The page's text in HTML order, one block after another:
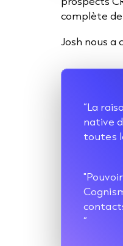
complète
Josh nous a
“La
native
toutes
”